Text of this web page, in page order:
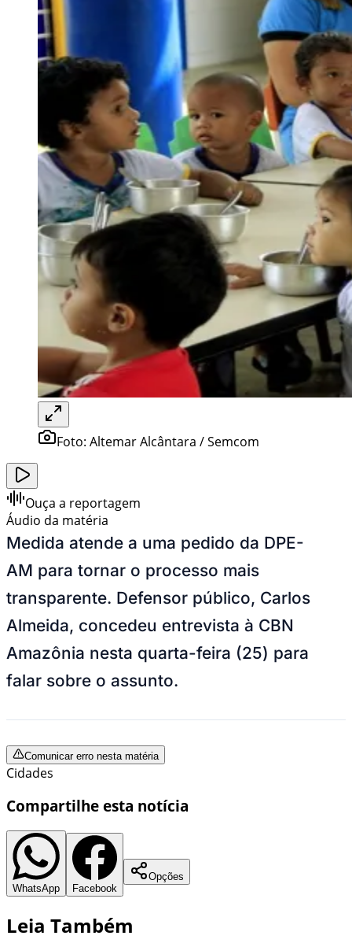
Foto: Altemar Alcântara / Semcom
Ouça a reportagem
Áudio da matéria
Medida atende a uma pedido da DPE-
AM para tornar o processo mais
transparente. Defensor público, Carlos
Almeida, concedeu entrevista à CBN
Amazônia nesta quarta-feira (25) para
falar sobre o assunto.
Comunicar erro nesta matéria
Cidades
Compartilhe esta notícia
WhatsApp Facebook
Opções
Leia Também